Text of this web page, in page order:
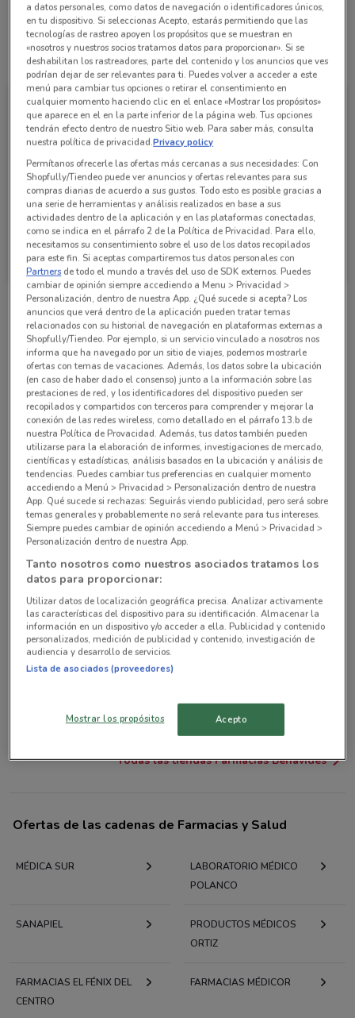
Todas las ofertas de esta tienda
Farmacias Benavides
Caduca el 31/08
Sucursales Farmacias Benavides alrededor
Concepción Beistegui 803 Esq. Amores, 803
Benito Juárez (cdmx)
538 m
CERRADO
Montecito No. 38 , 3Er Piso , Local 20 , Col.
Napoles Benito Juárez (cdmx)
644 m
CERRADO
Xola 732, Esq. Eje 2 Gabriel Mancera, Colonia: Del
Valle Benito Juárez (cdmx)
1.1 km
CERRADO
Calle Bajío 360 Esq. Av. Insurgentes Sur
Cuauhtémoc (cdmx)
1.4 km
CERRADO
Los Pinos Benito Juárez (cdmx)
1.7 km
CERRADO
Todas las tiendas Farmacias Benavides
Ofertas de las cadenas de Farmacias y Salud
MÉDICA SUR
LABORATORIO MÉDICO
POLANCO
SANAPIEL
PRODUCTOS MÉDICOS
ORTIZ
FARMACIAS EL FÉNIX DEL
CENTRO
FARMACIAS MÉDICOR
a datos personales, como datos de navegación o identificadores únicos,
en tu dispositivo. Si seleccionas Acepto, estarás permitiendo que las
tecnologías de rastreo apoyen los propósitos que se muestran en
«nosotros y nuestros socios tratamos datos para proporcionar». Si se
deshabilitan los rastreadores, parte del contenido y los anuncios que ves
podrían dejar de ser relevantes para ti. Puedes volver a acceder a este
menú para cambiar tus opciones o retirar el consentimiento en
cualquier momento haciendo clic en el enlace «Mostrar los propósitos»
que aparece en el en la parte inferior de la página web. Tus opciones
tendrán efecto dentro de nuestro Sitio web. Para saber más, consulta
nuestra política de privacidad.Privacy policy
Permítanos ofrecerle las ofertas más cercanas a sus necesidades: Con
Shopfully/Tiendeo puede ver anuncios y ofertas relevantes para sus
compras diarias de acuerdo a sus gustos. Todo esto es posible gracias a
una serie de herramientas y análisis realizados en base a sus
actividades dentro de la aplicación y en las plataformas conectadas,
como se indica en el párrafo 2 de la Política de Privacidad. Para ello,
necesitamos su consentimiento sobre el uso de los datos recopilados
para este fin. Si aceptas compartiremos tus datos personales con
Partners de todo el mundo a través del uso de SDK externos. Puedes
cambiar de opinión siempre accediendo a Menu > Privacidad >
Personalización, dentro de nuestra App. ¿Qué sucede si acepta? Los
anuncios que verá dentro de la aplicación pueden tratar temas
relacionados con su historial de navegación en plataformas externas a
Shopfully/Tiendeo. Por ejemplo, si un servicio vinculado a nosotros nos
informa que ha navegado por un sitio de viajes, podemos mostrarle
ofertas con temas de vacaciones. Además, los datos sobre la ubicación
(en caso de haber dado el consenso) junto a la información sobre las
prestaciones de red, y los identificadores del dispositivo pueden ser
recopilados y compartidos con terceros para comprender y mejorar la
conexión de las redes wireless, como detallado en el párrafo 13.b de
nuestra Política de Provacidad. Además, tus datos también pueden
utilizarse para la elaboración de informes, investigaciones de mercado,
científicas y estadísticas, análisis basados en la ubicación y análisis de
tendencias. Puedes cambiar tus preferencias en cualquier momento
accediendo a Menú > Privacidad > Personalización dentro de nuestra
App. Qué sucede si rechazas: Seguirás viendo publicidad, pero será sobre
temas generales y probablemente no será relevante para tus intereses.
Siempre puedes cambiar de opinión accediendo a Menú > Privacidad >
Personalización dentro de nuestra App.
Tanto nosotros como nuestros asociados tratamos los
datos para proporcionar:
Utilizar datos de localización geográfica precisa. Analizar activamente
las características del dispositivo para su identificación. Almacenar la
información en un dispositivo y/o acceder a ella. Publicidad y contenido
personalizados, medición de publicidad y contenido, investigación de
audiencia y desarrollo de servicios.
Lista de asociados (proveedores)
Mostrar los propósitos Acepto